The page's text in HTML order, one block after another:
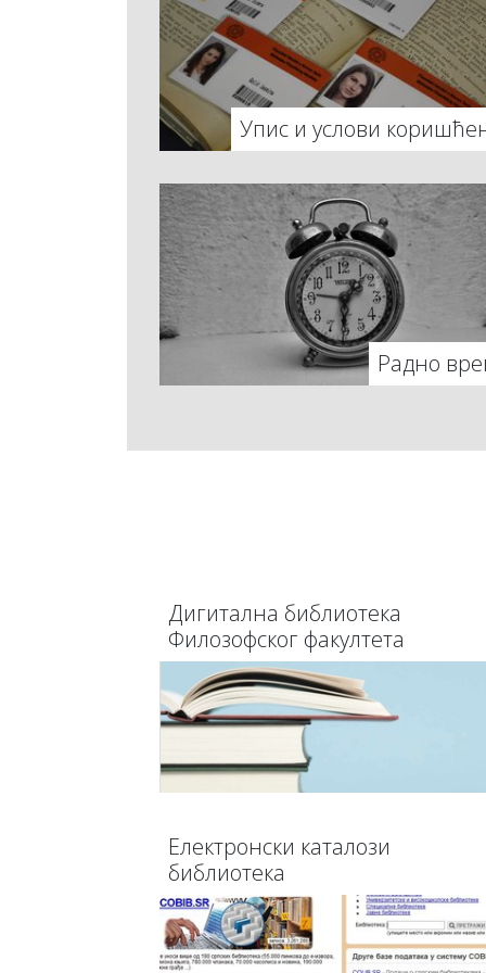
Упис и услови
Радно
Дигитална библиотека
Филозофског факултета
Електронски каталози
библиотека